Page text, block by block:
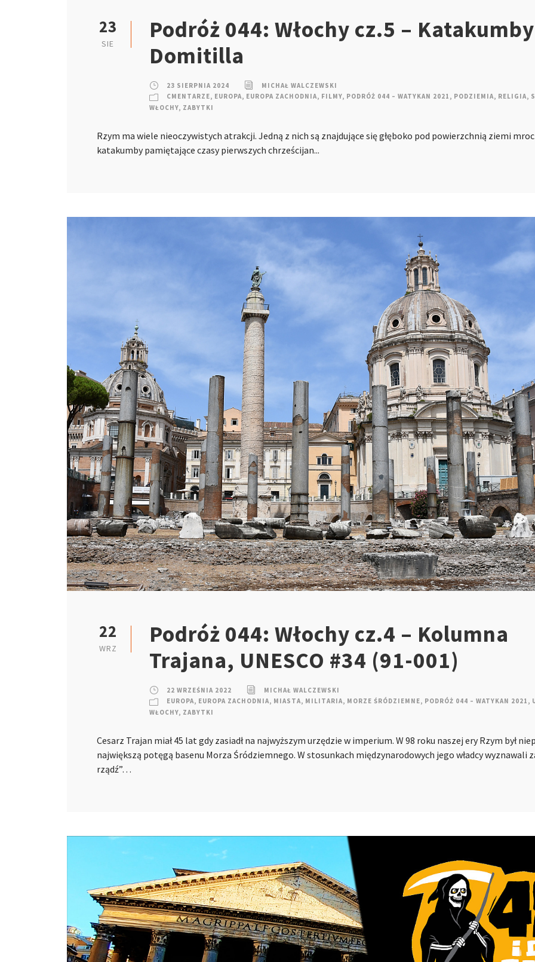
23
SIE
Podróż 044: Włochy cz.5 – Katakumby
Domitilla
23 SIERPNIA 2024
MICHAŁ WALCZEWSKI
CMENTARZE, EUROPA, EUROPA ZACHODNIA, FILMY, PODRÓŻ 044 – WATYKAN 2021 , PODZIEMIA, RELIGIA,
WŁOCHY, ZABYTKI
Rzym ma wiele nieoczywistych atrakcji. Jedną z nich są znajdujące się głęboko pod powierzchnią ziemi
katakumby pamiętające czasy pierwszych chrześcijan...
22
WRZ
Podróż 044: Włochy cz.4 – Kolumna
Trajana, UNESCO #34 (91-001)
22 WRZEŚNIA 2022
MICHAŁ WALCZEWSKI
EUROPA, EUROPA ZACHODNIA, MIASTA, MILITARIA, MORZE ŚRÓDZIEMNE, PODRÓŻ 044 – WATYKAN 2021 ,
WŁOCHY, ZABYTKI
Cesarz Trajan miał 45 lat gdy zasiadł na najwyższym urzędzie w imperium. W 98 roku naszej ery Rzym był
największą potęgą basenu Morza Śródziemnego. W stosunkach międzynarodowych jego władcy wyznawali
rządź”…